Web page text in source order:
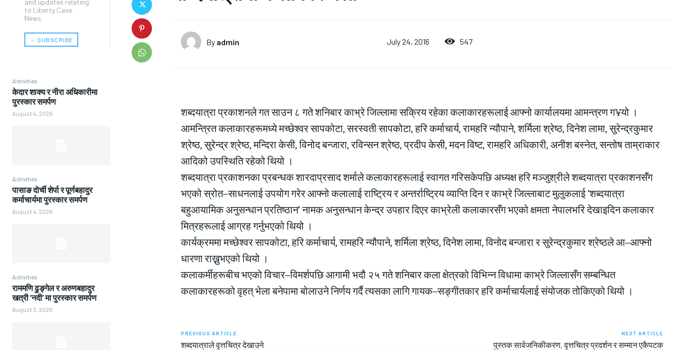
and updates relating
to Liberty Case
News.
﹢ SUBSCRIBE
Activities
केदार शाक्य र नीरा अधिकारीमा
पुरस्कार समर्पण
August 4, 2026
Activities
पासाङ दोर्ची शेर्पा र पूर्णबहादुर
कर्माचार्यमा पुरस्कार समर्पण
August 4, 2026
Activities
राममणि ढुङ्गेल र अरुणबहादुर
खत्री ‘नदी’ मा पुरस्कार समर्पण
August 3, 2026
By admin July 24, 2016 547
शब्दयात्रा प्रकाशनले गत साउन ८ गते शनिबार काभ्रे जिल्लामा सक्रिय रहेका कलाकारहरूलाई आफ्नो कार्यालयमा आमन्त्रण ग¥यो ।
आमन्त्रित कलाकारहरूमध्ये मच्छेश्वर सापकोटा, सरस्वती सापकोटा, हरि कर्माचार्य, रामहरि न्यौपाने, शर्मिला श्रेष्ठ, दिनेश लामा, सुरेन्द्रकुमार
श्रेष्ठ, सुरेन्द्र श्रेष्ठ, मन्दिरा केसी, विनोद बन्जारा, रविन्सन श्रेष्ठ, प्रदीप केसी, मदन विष्ट, रामहरि अधिकारी, अनीश बस्नेत, सन्तोष ताम्राकार
आदिको उपस्थिति रहेको थियो ।
शब्दयात्रा प्रकाशनका प्रबन्धक शारदाप्रसाद शर्माले कलाकारहरूलाई स्वागत गरिसकेपछि अध्यक्ष हरि मञ्जुश्रीले शब्दयात्रा प्रकाशनसँग
भएको स्रोत–साधनलाई उपयोग गरेर आफ्नो कलालाई राष्ट्रिय र अन्तर्राष्ट्रिय व्याप्ति दिन र काभ्रे जिल्लाबाट मुलुकलाई ‘शब्दयात्रा
बहुआयामिक अनुसन्धान प्रतिष्ठान’ नामक अनुसन्धान केन्द्र उपहार दिएर काभ्रेली कलाकारसँग भएको क्षमता नेपालभरि देखाइदिन कलाकार
मित्रहरूलाई आग्रह गर्नुभएको थियो ।
कार्यक्रममा मच्छेश्वर सापकोटा, हरि कर्माचार्य, रामहरि न्यौपाने, शर्मिला श्रेष्ठ, दिनेश लामा, विनोद बन्जारा र सुरेन्द्रकुमार श्रेष्ठले आ–आफ्नो
धारणा राख्नुभएको थियो ।
कलाकर्मीहरूबीच भएको विचार–विमर्शपछि आगामी भदौ २५ गते शनिबार कला क्षेत्रको विभिन्न विधामा काभ्रे जिल्लासँग सम्बन्धित
कलाकारहरूको वृहत् भेला बनेपामा बोलाउने निर्णय गर्दै त्यसका लागि गायक–सङ्गीतकार हरि कर्माचार्यलाई संयोजक तोकिएको थियो ।
PREVIOUS ARTICLE
शब्दयात्राले वृत्तचित्र देखाउने
NEXT ARTICLE
पुस्तक सार्वजनिकीकरण, वृत्तचित्र प्रदर्शन र सम्मान एकैपटक